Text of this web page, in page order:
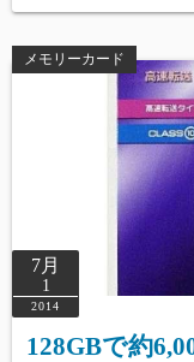
メモリーカード
7月
1
2014
128GBで約